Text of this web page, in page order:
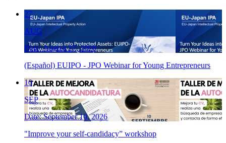
27
AUG
Date: August 27, 2026
(Español) EUIPO - JPO Webinar for Young Entrepreneurs
10
SEP
Date: September 10, 2026
"Improve your self-candidacy” workshop